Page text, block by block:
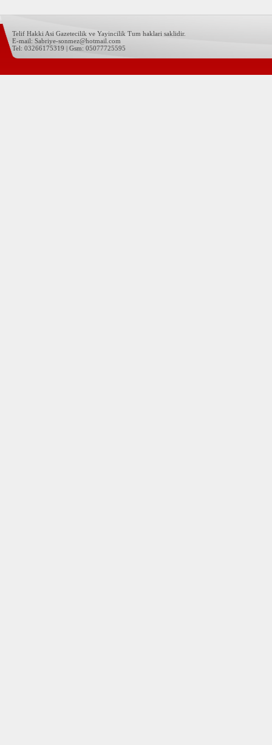
Telif Hakki Asi Gazetecilik ve Yayincilik Tum haklari saklidir.
E-mail: Sabriye-sonmez@hotmail.com
Tel: 03266175319 | Gsm: 05077725595